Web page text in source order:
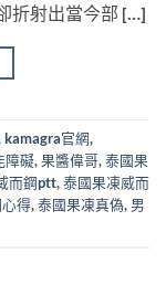
折射出當今部 […]
kamagra官網,
障礙,果醬偉哥,泰國果
而鋼ptt,泰國果凍威而
得,泰國果凍真偽, 男